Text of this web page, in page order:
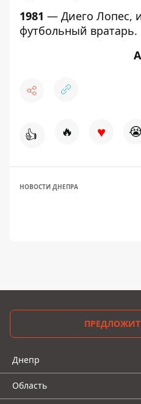
1981 — Диего Лопес,
футбольный вратарь.
👍 🔥 ♥
НОВОСТИ ДНЕПРА
Днепр
Область